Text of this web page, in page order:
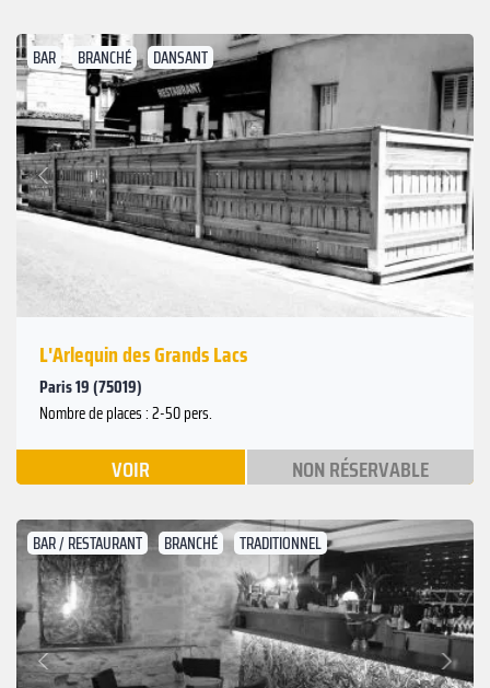
BAR BRANCHÉ DANSANT
Précédent
Suivant
L'Arlequin des Grands Lacs
Paris 19 (75019)
Nombre de places : 2-50 pers.
VOIR NON RÉSERVABLE
BAR / RESTAURANT BRANCHÉ TRADITIONNEL
Précédent
Suivant